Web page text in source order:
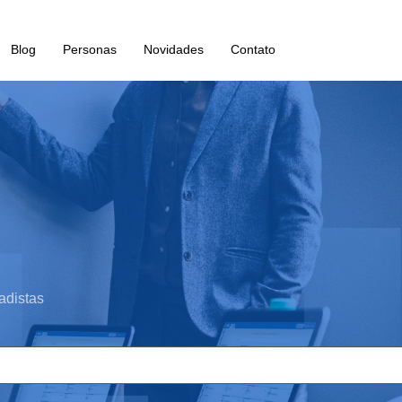
Blog Personas Novidades Contato